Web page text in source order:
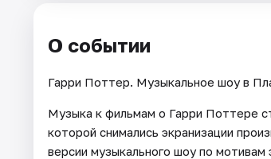
О событии
Гарри Поттер. Музыкальное шоу в
Музыка к фильмам о Гарри Поттере
которой снимались экранизации
версии музыкального шоу по